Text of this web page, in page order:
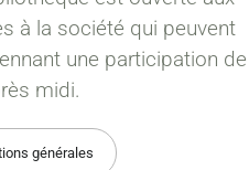
à la société qui peuvent
une participation
midi.
générales